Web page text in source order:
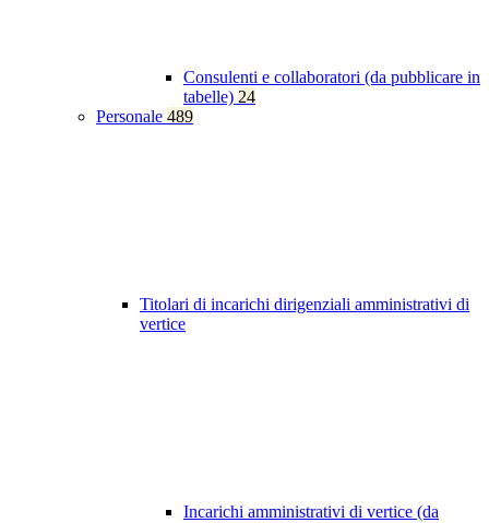
Consulenti e collaboratori (da pubblicare in
tabelle) 24
Personale 489
Titolari di incarichi dirigenziali amministrativi di
vertice
Incarichi amministrativi di vertice (da